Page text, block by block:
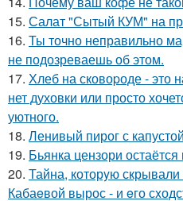
15. Салат "Сытый КУМ" на
16. Ты точно неправильно
не подозреваешь об этом.
17. Хлеб на сковоpоде - это
нет духовки или просто
уютного.
18. Ленивый пирог с
19. Бьянка цензори
20. Тайна, которyю
Кабаeвой вырос - и eго